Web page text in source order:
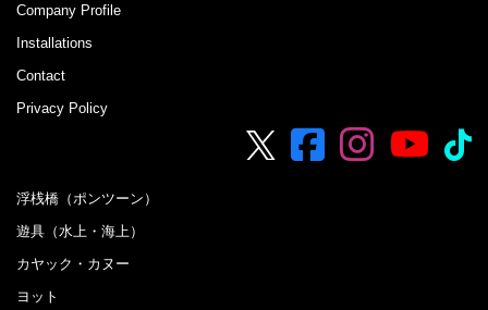
Company Profile
Installations
Contact
Privacy Policy
浮桟橋（ポンツーン）
遊具（水上・海上）
カヤック・カヌー
ヨット